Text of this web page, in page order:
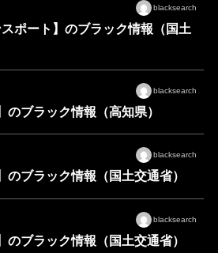
blacksearch
スポート】のブラック情報（国土
blacksearch
のブラック情報（高知県）
blacksearch
のブラック情報（国土交通省）
blacksearch
のブラック情報（国土交通省）